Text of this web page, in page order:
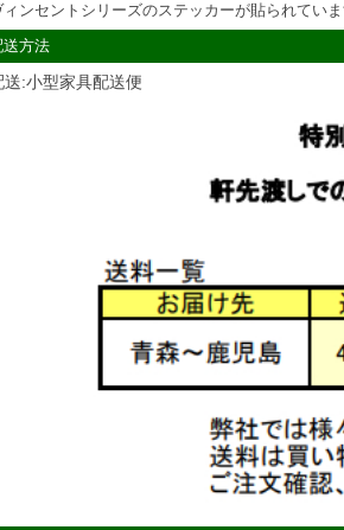
ィンセントシリーズのステッカーが貼られていま
送方法
送:小型家具配送便